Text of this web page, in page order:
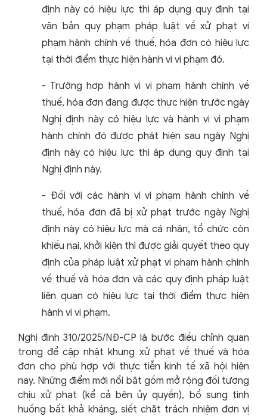
định này có hiệu lực thì áp dụng quy định tại
văn bản quy phạm pháp luật về xử phạt vi
phạm hành chính về thuế, hóa đơn có hiệu lực
tại thời điểm thực hiện hành vi vi phạm đó.
- Trường hợp hành vi vi phạm hành chính về
thuế, hóa đơn đang được thực hiện trước ngày
Nghị định này có hiệu lực và hành vi vi phạm
hành chính đó được phát hiện sau ngày Nghị
định này có hiệu lực thì áp dụng quy định tại
Nghị định này.
- Đối với các hành vi vi phạm hành chính về
thuế, hóa đơn đã bị xử phạt trước ngày Nghị
định này có hiệu lực mà cá nhân, tổ chức còn
khiếu nại, khởi kiện thì được giải quyết theo quy
định của pháp luật xử phạt vi phạm hành chính
về thuế và hóa đơn và các quy định pháp luật
liên quan có hiệu lực tại thời điểm thực hiện
hành vi vi phạm.
Nghị định 310/2025/NĐ-CP là bước điều chỉnh quan
trọng để cập nhật khung xử phạt về thuế và hóa
đơn cho phù hợp với thực tiễn kinh tế xã hội hiện
nay. Những điểm mới nổi bật gồm mở rộng đối tượng
chịu xử phạt (kể cả bên ủy quyền), bổ sung tình
huống bất khả kháng, siết chặt trách nhiệm đơn vị